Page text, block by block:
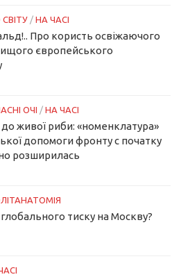
СВІТУ / НА ЧАСІ
Про користь освіжаючого
європейського
ОЧІ / НА ЧАСІ
до живої риби: «номенклатура»
допомоги фронту с початку
розширилась
глобального тиску на Москву?